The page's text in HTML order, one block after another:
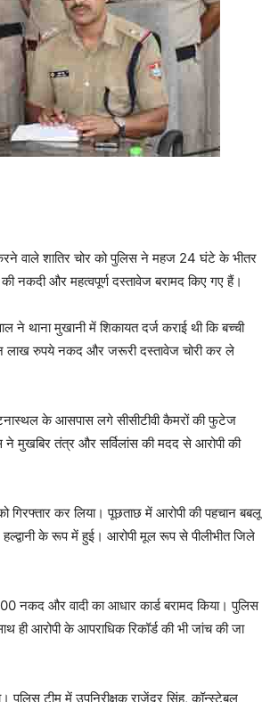
करने वाले शातिर चोर को पुलिस ने महज 24 घंटे के भीतर
नकदी और महत्वपूर्ण दस्तावेज बरामद किए गए हैं।
ने थाना मुखानी में शिकायत दर्ज कराई थी कि बच्ची
लाख रुपये नकद और जरूरी दस्तावेज चोरी कर ले
के आसपास लगे सीसीटीवी कैमरों की फुटेज
मुखबिर तंत्र और सर्विलांस की मदद से आरोपी की
गिरफ्तार कर लिया। पूछताछ में आरोपी की पहचान बबलू
हल्द्वानी के रूप में हुई। आरोपी मूल रूप से पीलीभीत जिले
नकद और वादी का आधार कार्ड बरामद किया। पुलिस
ही आरोपी के आपराधिक रिकॉर्ड की भी जांच की जा
पुलिस टीम में उपनिरीक्षक राजेंद्र सिंह, कॉन्स्टेबल